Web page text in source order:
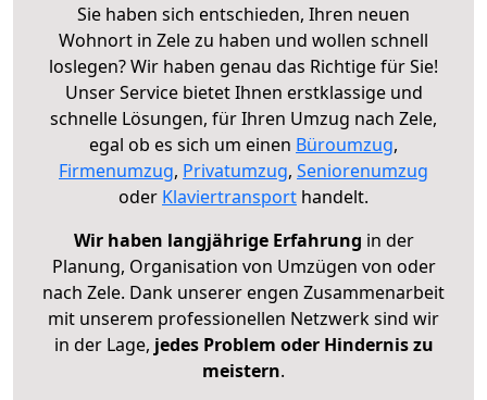
Sie haben sich entschieden, Ihren neuen
Wohnort in Zele zu haben und wollen schnell
loslegen? Wir haben genau das Richtige für Sie!
Unser Service bietet Ihnen erstklassige und
schnelle Lösungen, für Ihren Umzug nach Zele,
egal ob es sich um einen Büroumzug,
Firmenumzug, Privatumzug, Seniorenumzug
oder Klaviertransport handelt.
Wir haben langjährige Erfahrung in der
Planung, Organisation von Umzügen von oder
nach Zele. Dank unserer engen Zusammenarbeit
mit unserem professionellen Netzwerk sind wir
in der Lage, jedes Problem oder Hindernis zu
meistern.